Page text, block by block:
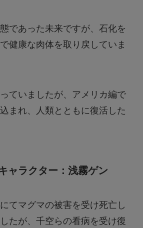
であった未来ですが、石化を
健康な肉体を取り戻していま
ていましたが、アメリカ編で
まれ、人類とともに復活した
ャラクター：浅霧ゲン
てマグマの被害を受け死亡し
たが、千空らの看病を受け復